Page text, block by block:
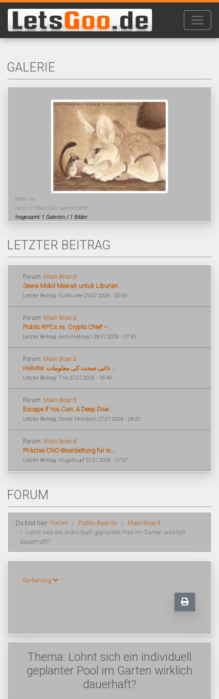
GALERIE
NAME: fux
Datum: 27.März 2022 / Aufrufe 50568
Insgesamt: 1 Galerien / 1 Bilder
LETZTER BEITRAG
Forum: Main Board
Sewa Mobil Mewah untuk Liburan...
Letzter Beitrag: Fullbuster 29.07.2026 - 20:09
Forum: Main Board
Public RPCs vs. Crypto Chief –...
Letzter Beitrag: archimetrika1 28.07.2026 - 07:41
Forum: Main Board
Holivita: ذاتی صحت کی معلومات ...
Letzter Beitrag: Trix 27.07.2026 - 16:49
Forum: Main Board
Escape If You Can: A Deep Dive...
Letzter Beitrag: Olivier McIntosh 27.07.2026 - 08:32
Forum: Main Board
Präzise CNC-Bearbeitung für in...
Letzter Beitrag: Gugelhupf 25.07.2026 - 07:57
FORUM
Du bist hier: Forum Public Boards
Main Board
Lohnt sich ein individuell geplanter Pool im Garten wirklich
dauerhaft?
Sortierung
Thema: Lohnt sich ein individuell
geplanter Pool im Garten wirklich
dauerhaft?